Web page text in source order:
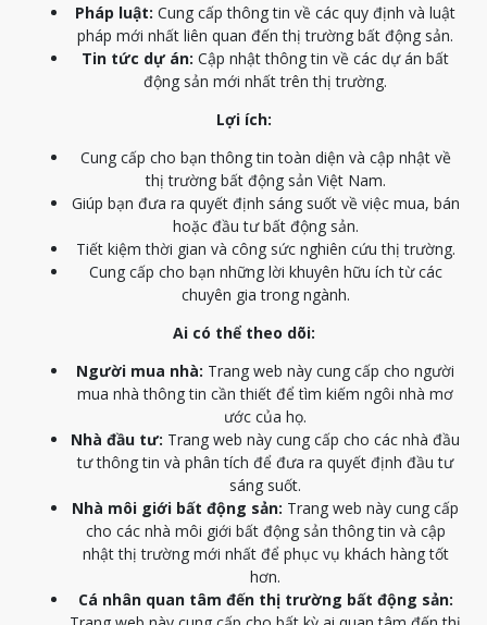
Pháp luật: Cung cấp thông tin về các quy định và luật
pháp mới nhất liên quan đến thị trường bất động sản.
Tin tức dự án: Cập nhật thông tin về các dự án bất
động sản mới nhất trên thị trường.
Lợi ích:
Cung cấp cho bạn thông tin toàn diện và cập nhật về
thị trường bất động sản Việt Nam.
Giúp bạn đưa ra quyết định sáng suốt về việc mua, bán
hoặc đầu tư bất động sản.
Tiết kiệm thời gian và công sức nghiên cứu thị trường.
Cung cấp cho bạn những lời khuyên hữu ích từ các
chuyên gia trong ngành.
Ai có thể theo dõi:
Người mua nhà: Trang web này cung cấp cho người
mua nhà thông tin cần thiết để tìm kiếm ngôi nhà mơ
ước của họ.
Nhà đầu tư: Trang web này cung cấp cho các nhà đầu
tư thông tin và phân tích để đưa ra quyết định đầu tư
sáng suốt.
Nhà môi giới bất động sản: Trang web này cung cấp
cho các nhà môi giới bất động sản thông tin và cập
nhật thị trường mới nhất để phục vụ khách hàng tốt
hơn.
Cá nhân quan tâm đến thị trường bất động sản: